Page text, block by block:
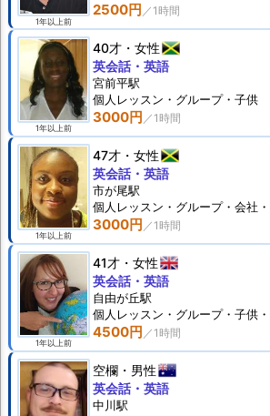
1年以上前
2500円
1年以上前
40才 女性
3000円
英会話・英語
宮前平駅
個人 レッスン ・グループ・子供
1年以上前
47才 女性
3000円
英会話・英語
市が尾駅
個人 レッスン ・グループ・会社
1年以上前
41才 女性
4500円
英会話・英語
自由が丘駅
個人 レッスン ・グループ・子供
空欄
男性
英会話・英語
中川駅